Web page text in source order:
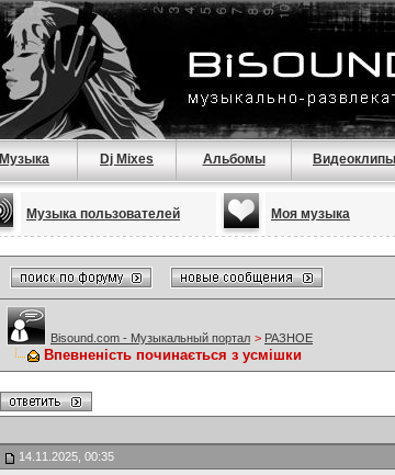
Музыка Dj Mixes Альбомы Видеоклипы
Музыка пользователей Моя музыка
Bisound.com - Музыкальный портал > РАЗНОЕ
Впевненість починається з усмішки
14.11.2025, 00:35